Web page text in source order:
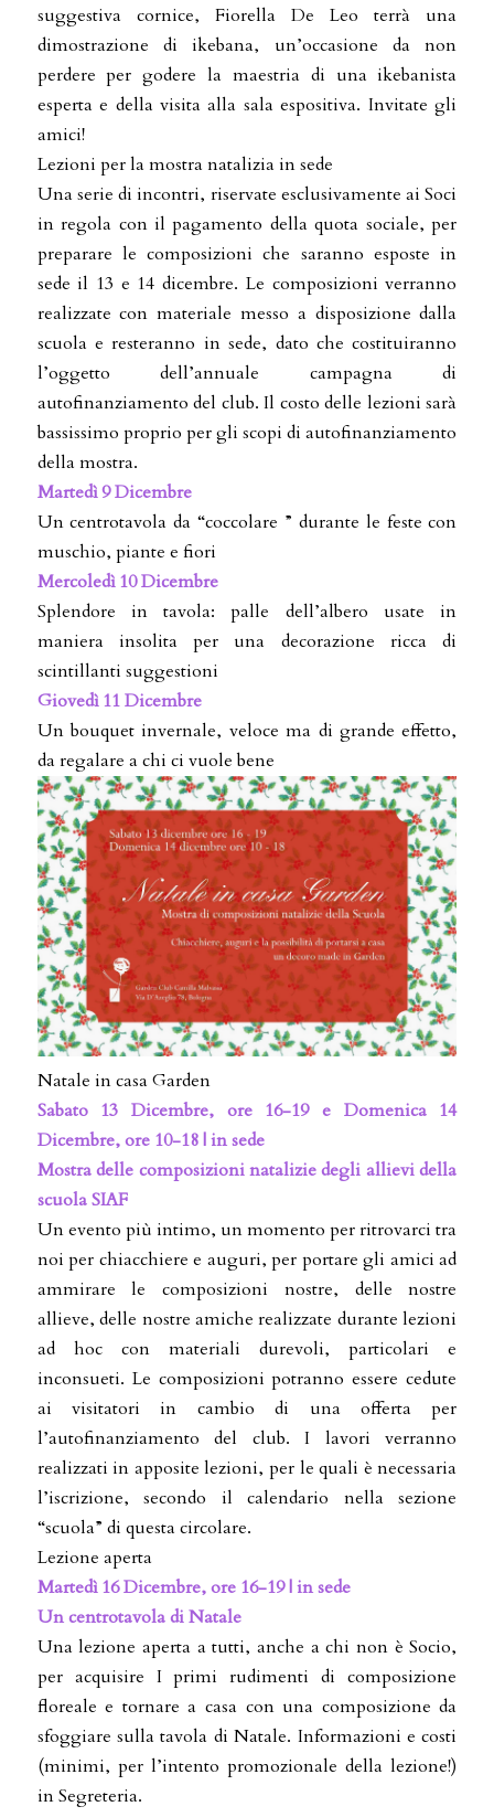
suggestiva cornice, Fiorella De Leo terrà una
dimostrazione di ikebana, un’occasione da non
perdere per godere la maestria di una ikebanista
esperta e della visita alla sala espositiva. Invitate gli
amici!
Lezioni per la mostra natalizia in sede
Una serie di incontri, riservate esclusivamente ai Soci
in regola con il pagamento della quota sociale, per
preparare le composizioni che saranno esposte in
sede il 13 e 14 dicembre. Le composizioni verranno
realizzate con materiale messo a disposizione dalla
scuola e resteranno in sede, dato che costituiranno
l’oggetto dell’annuale campagna di
autofinanziamento del club. Il costo delle lezioni sarà
bassissimo proprio per gli scopi di autofinanziamento
della mostra.
Martedì 9 Dicembre
Un centrotavola da “coccolare ” durante le feste con
muschio, piante e fiori
Mercoledì 10 Dicembre
Splendore in tavola: palle dell’albero usate in
maniera insolita per una decorazione ricca di
scintillanti suggestioni
Giovedì 11 Dicembre
Un bouquet invernale, veloce ma di grande effetto,
da regalare a chi ci vuole bene
Natale in casa Garden
Sabato 13 Dicembre, ore 16-19 e Domenica 14
Dicembre, ore 10-18| in sede
Mostra delle composizioni natalizie degli allievi della
scuola SIAF
Un evento più intimo, un momento per ritrovarci tra
noi per chiacchiere e auguri, per portare gli amici ad
ammirare le composizioni nostre, delle nostre
allieve, delle nostre amiche realizzate durante lezioni
ad hoc con materiali durevoli, particolari e
inconsueti. Le composizioni potranno essere cedute
ai visitatori in cambio di una offerta per
l’autofinanziamento del club. I lavori verranno
realizzati in apposite lezioni, per le quali è necessaria
l’iscrizione, secondo il calendario nella sezione
“scuola” di questa circolare.
Lezione aperta
Martedì 16 Dicembre, ore 16-19 | in sede
Un centrotavola di Natale
Una lezione aperta a tutti, anche a chi non è Socio,
per acquisire I primi rudimenti di composizione
floreale e tornare a casa con una composizione da
sfoggiare sulla tavola di Natale. Informazioni e costi
(minimi, per l’intento promozionale della lezione!)
in Segreteria.